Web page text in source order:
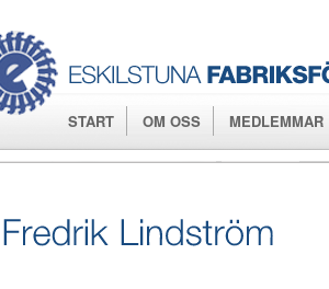
START OM OSS MEDLEMMAR